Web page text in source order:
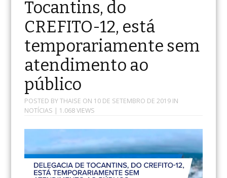
Tocantins, do
CREFITO-12, está
temporariamente sem
atendimento ao
público
POSTED BYTHAISE ON 10 DE SETEMBRO DE 2019IN
NOTÍCIAS | 1.068 VIEWS